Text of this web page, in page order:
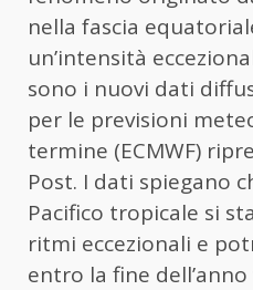
nella fascia
un’intensità
sono i nuovi dati
per le previsioni
termine (ECMWF)
Post. I dati spiegano
Pacifico tropicale si
ritmi eccezionali e
entro la fine